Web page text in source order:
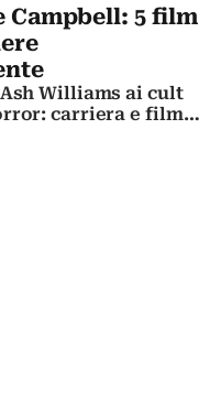
Campbell: 5 film
Williams ai cult
carriera e film